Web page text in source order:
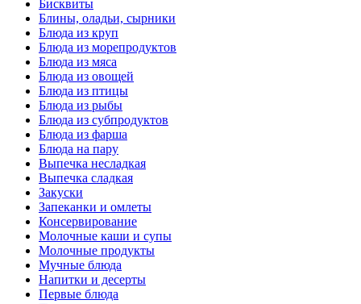
Бисквиты
Блины, оладьи, сырники
Блюда из круп
Блюда из морепродуктов
Блюда из мяса
Блюда из овощей
Блюда из птицы
Блюда из рыбы
Блюда из субпродуктов
Блюда из фарша
Блюда на пару
Выпечка несладкая
Выпечка сладкая
Закуски
Запеканки и омлеты
Консервирование
Молочные каши и супы
Молочные продукты
Мучные блюда
Напитки и десерты
Первые блюда